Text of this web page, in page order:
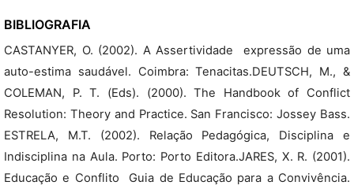
BIBLIOGRAFIA
CASTANYER, O. (2002). A Assertividade  expressão de uma
auto-estima saudável. Coimbra: Tenacitas.DEUTSCH, M., &
COLEMAN, P. T. (Eds). (2000). The Handbook of Conflict
Resolution: Theory and Practice. San Francisco: Jossey Bass.
ESTRELA, M.T. (2002). Relação Pedagógica, Disciplina e
Indisciplina na Aula. Porto: Porto Editora.JARES, X. R. (2001).
Educação e Conflito  Guia de Educação para a Convivência.